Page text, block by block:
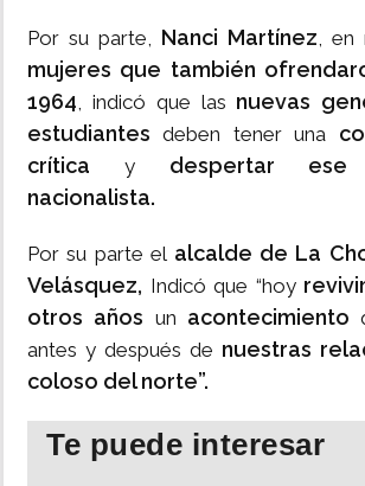
Por su parte, Nanci Martínez, en
mujeres que también
1964, indicó que las nuevas
estudiantes deben tener una
crítica y despertar ese
nacionalista.
Por su parte el alcalde de La
Velásquez, Indicó que “hoy
otros años un acontecimiento
antes y después de nuestras
coloso del norte”.
Te puede interesar